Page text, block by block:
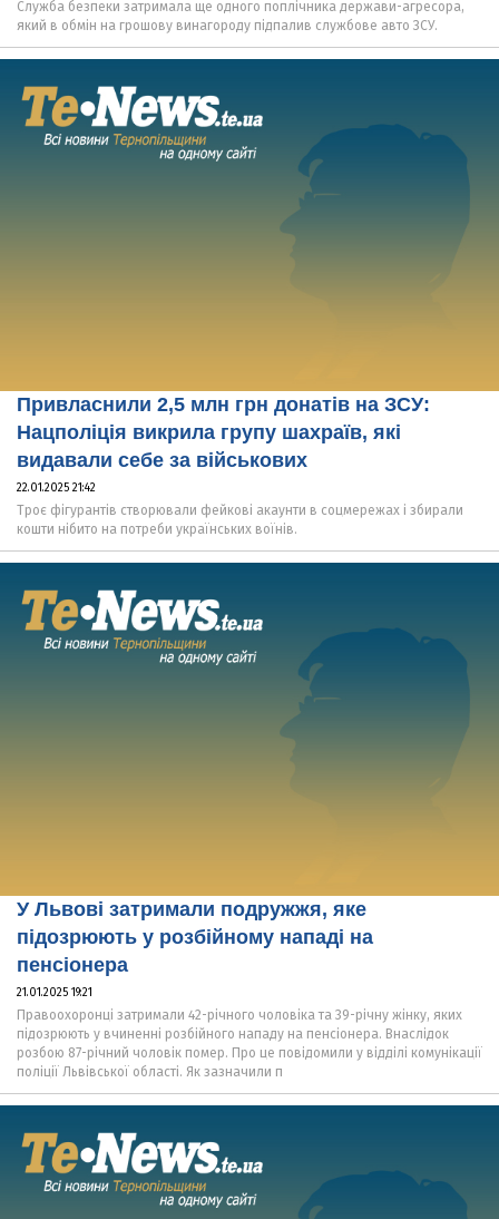
Служба безпеки затримала ще одного поплічника держави-агресора,
який в обмін на грошову винагороду підпалив службове авто ЗСУ.
Привласнили 2,5 млн грн донатів на ЗСУ:
Нацполіція викрила групу шахраїв, які
видавали себе за військових
22.01.2025 21:42
Троє фігурантів створювали фейкові акаунти в соцмережах і збирали
кошти нібито на потреби українських воїнів.
У Львові затримали подружжя, яке
підозрюють у розбійному нападі на
пенсіонера
21.01.2025 19:21
Правоохоронці затримали 42-річного чоловіка та 39-річну жінку, яких
підозрюють у вчиненні розбійного нападу на пенсіонера. Внаслідок
розбою 87-річний чоловік помер. Про це повідомили у відділі комунікації
поліції Львівської області. Як зазначили п